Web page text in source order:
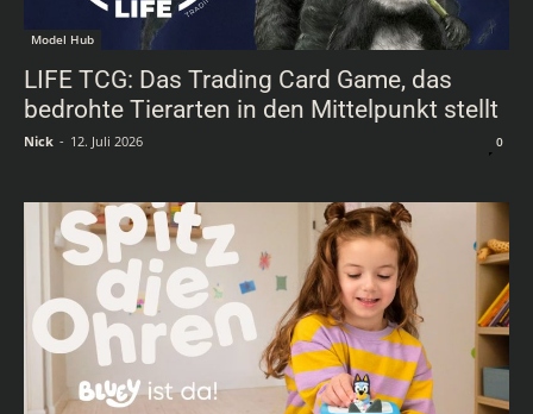
Model Hub
LIFE TCG: Das Trading Card Game, das
bedrohte Tierarten in den Mittelpunkt stellt
Nick - 12. Juli 2026 0